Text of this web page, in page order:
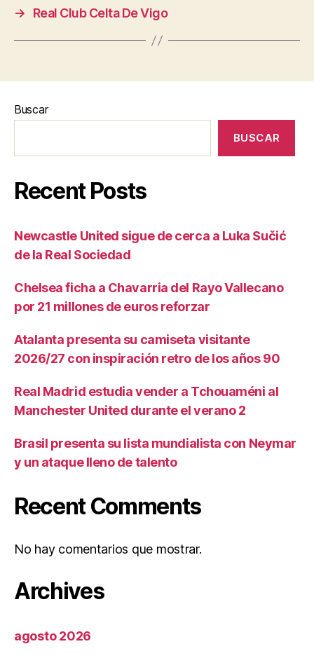
→
Real Club Celta De Vigo
Buscar
BUSCAR
Recent Posts
Newcastle United sigue de cerca a Luka Sučić
de la Real Sociedad
Chelsea ficha a Chavarria del Rayo Vallecano
por 21 millones de euros reforzar
Atalanta presenta su camiseta visitante
2026/27 con inspiración retro de los años 90
Real Madrid estudia vender a Tchouaméni al
Manchester United durante el verano 2
Brasil presenta su lista mundialista con Neymar
y un ataque lleno de talento
Recent Comments
No hay comentarios que mostrar.
Archives
agosto 2026